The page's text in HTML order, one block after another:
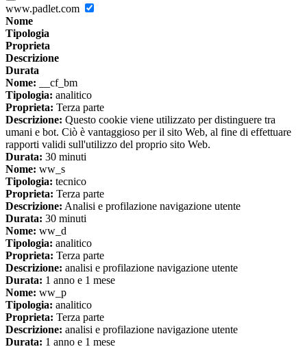
www.padlet.com
Nome
Tipologia
Proprieta
Descrizione
Durata
Nome: __cf_bm
Tipologia: analitico
Proprieta: Terza parte
Descrizione: Questo cookie viene utilizzato per distinguere tra
umani e bot. Ciò è vantaggioso per il sito Web, al fine di effettuare
rapporti validi sull'utilizzo del proprio sito Web.
Durata: 30 minuti
Nome: ww_s
Tipologia: tecnico
Proprieta: Terza parte
Descrizione: Analisi e profilazione navigazione utente
Durata: 30 minuti
Nome: ww_d
Tipologia: analitico
Proprieta: Terza parte
Descrizione: analisi e profilazione navigazione utente
Durata: 1 anno e 1 mese
Nome: ww_p
Tipologia: analitico
Proprieta: Terza parte
Descrizione: analisi e profilazione navigazione utente
Durata: 1 anno e 1 mese